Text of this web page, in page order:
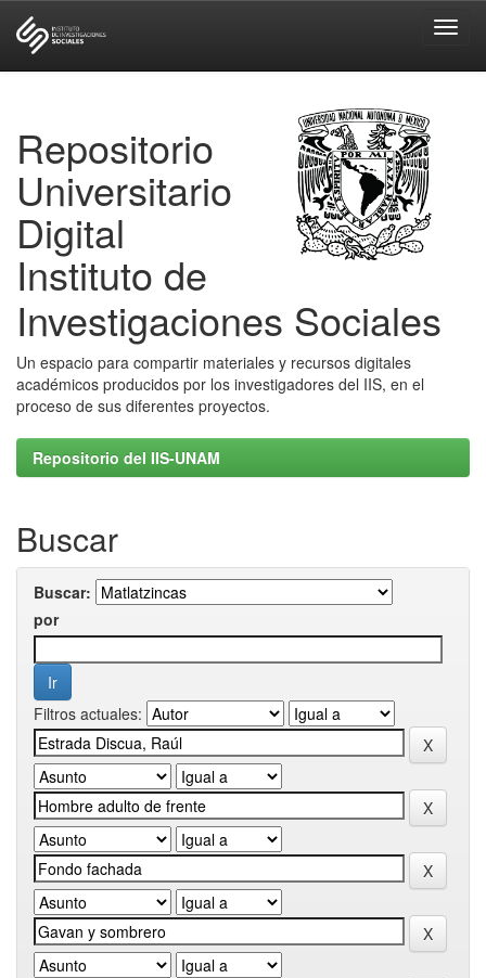
Repositorio
Universitario
Digital
Instituto de
Investigaciones Sociales
Un espacio para compartir materiales y recursos digitales
académicos producidos por los investigadores del IIS, en el
proceso de sus diferentes proyectos.
Repositorio del IIS-UNAM
Buscar
Buscar:
por
Filtros actuales: